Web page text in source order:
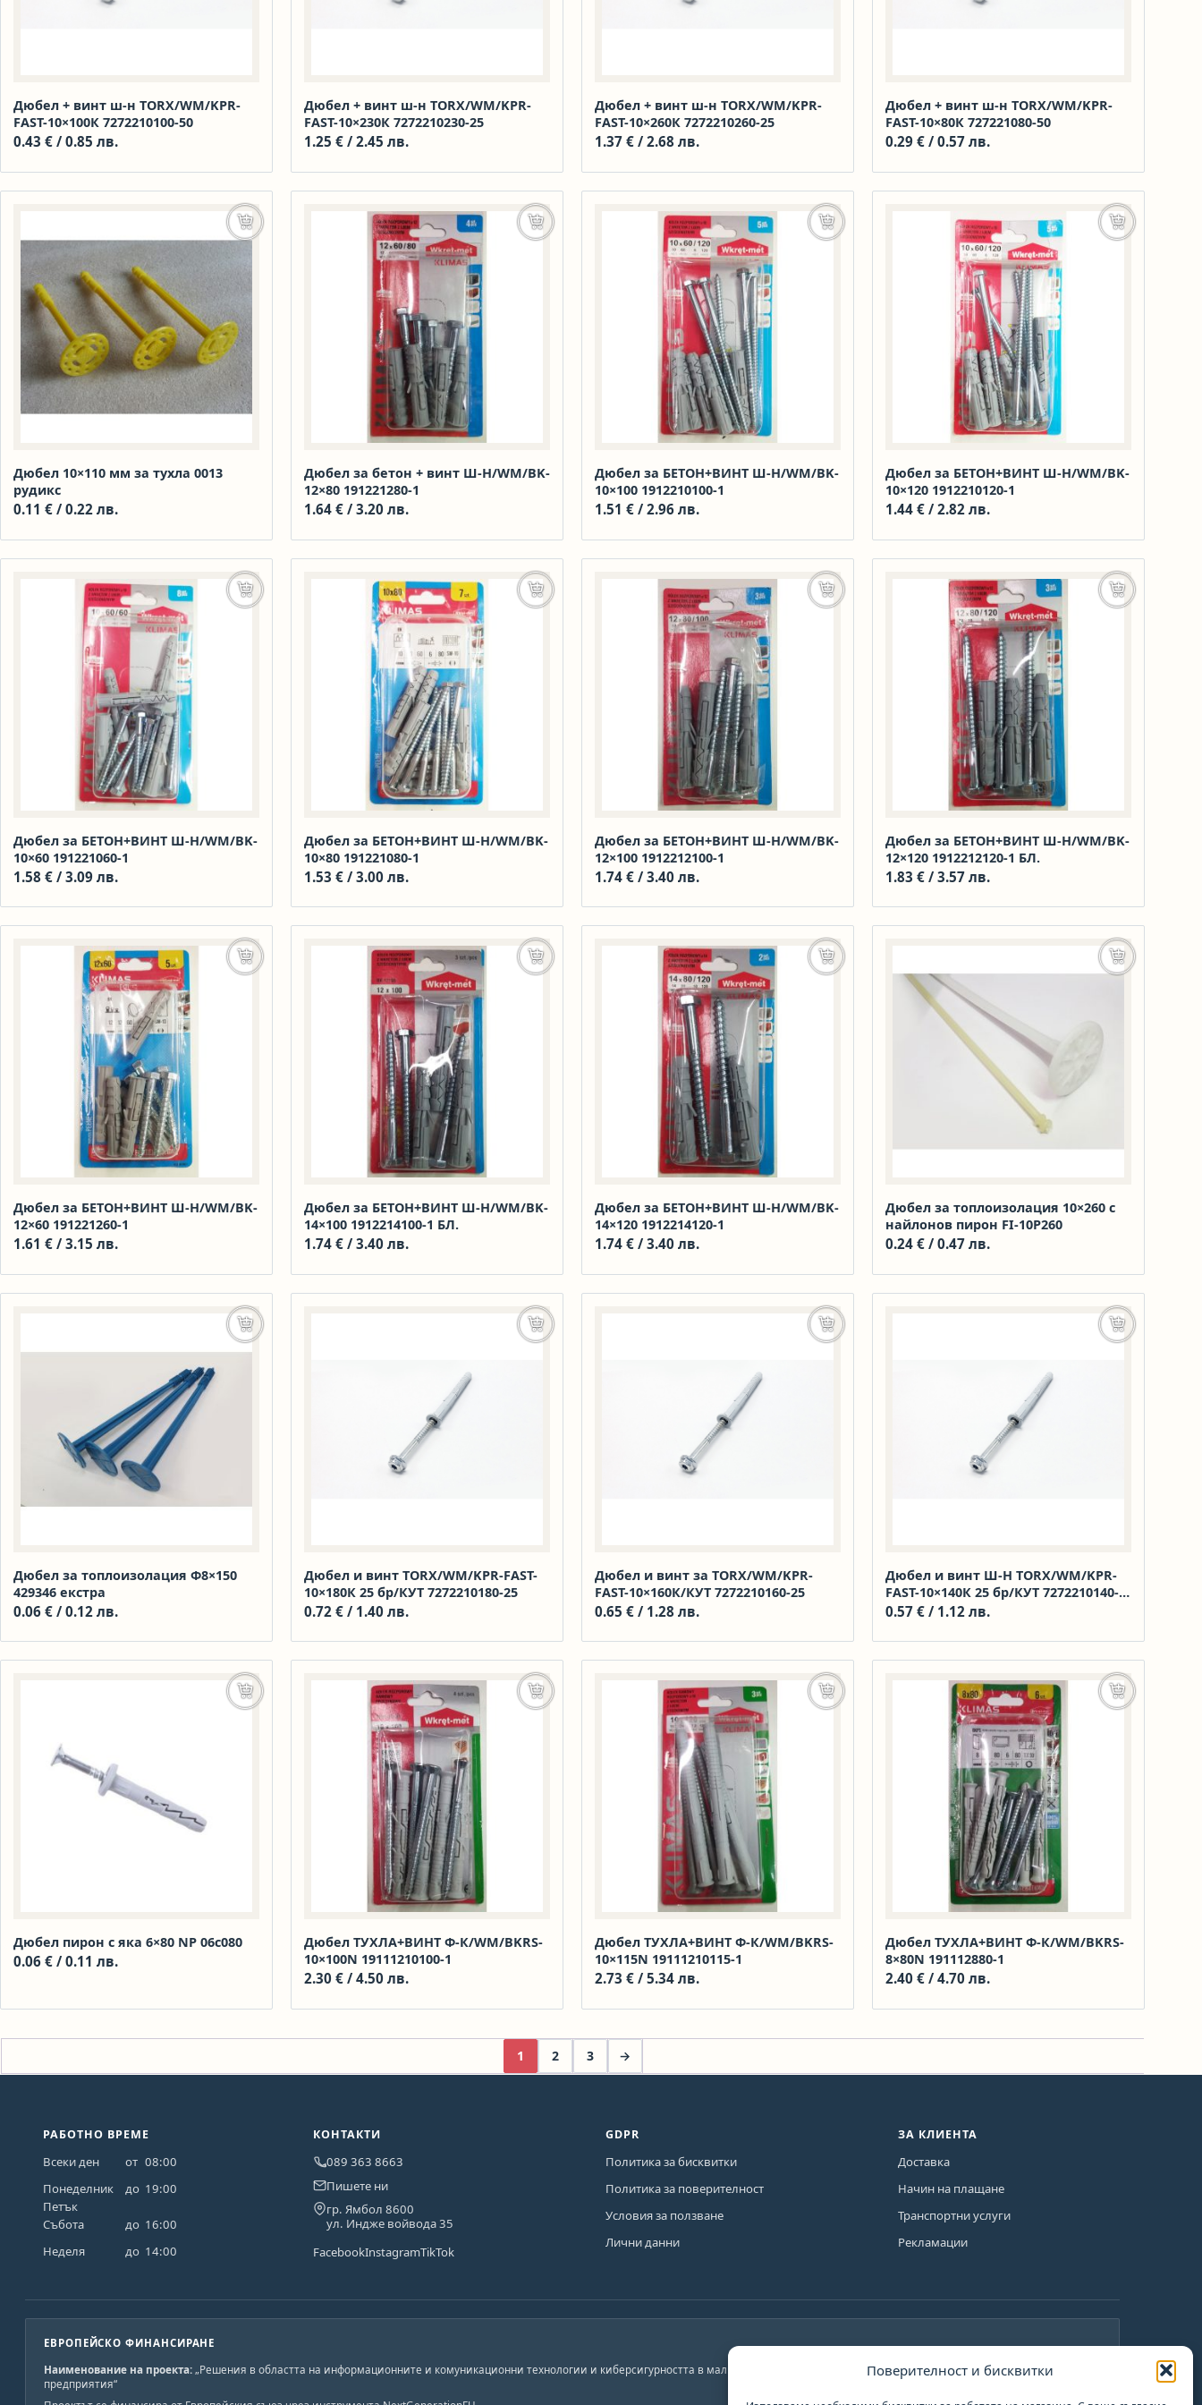
Поверителност и бисквитки
Дюбел + винт ш-н TORX/WM/KPR-
FAST-10×100К 7272210100-50
0.43 € / 0.85 лв.
Дюбел + винт ш-н TORX/WM/KPR-
FAST-10×230К 7272210230-25
1.25 € / 2.45 лв.
Дюбел + винт ш-н TORX/WM/KPR-
FAST-10×260К 7272210260-25
1.37 € / 2.68 лв.
Дюбел + винт ш-н TORX/WM/KPR-
FAST-10×80К 727221080-50
0.29 € / 0.57 лв.
Дюбел 10×110 мм за тухла 0013
рудикс
0.11 € / 0.22 лв.
Добавяне в количката
Дюбел за бетон + винт Ш-Н/WM/BK-
12×80 191221280-1
1.64 € / 3.20 лв.
Добавяне в количката
Дюбел за БЕТОН+ВИНТ Ш-Н/WM/BK-
10×100 1912210100-1
1.51 € / 2.96 лв.
Добавяне в количката
Дюбел за БЕТОН+ВИНТ Ш-Н/WM/BK-
10×120 1912210120-1
1.44 € / 2.82 лв.
Добавяне в
Дюбел за БЕТОН+ВИНТ Ш-Н/WM/BK-
10×60 191221060-1
1.58 € / 3.09 лв.
Добавяне в количката
Дюбел за БЕТОН+ВИНТ Ш-Н/WM/BK-
10×80 191221080-1
1.53 € / 3.00 лв.
Добавяне в количката
Дюбел за БЕТОН+ВИНТ Ш-Н/WM/BK-
12×100 1912212100-1
1.74 € / 3.40 лв.
Добавяне в количката
Дюбел за БЕТОН+ВИНТ Ш-Н/WM/BK-
12×120 1912212120-1 БЛ.
1.83 € / 3.57 лв.
Добавяне в
Дюбел за БЕТОН+ВИНТ Ш-Н/WM/BK-
12×60 191221260-1
1.61 € / 3.15 лв.
Добавяне в количката
Дюбел за БЕТОН+ВИНТ Ш-Н/WM/BK-
14×100 1912214100-1 БЛ.
1.74 € / 3.40 лв.
Добавяне в количката
Дюбел за БЕТОН+ВИНТ Ш-Н/WM/BK-
14×120 1912214120-1
1.74 € / 3.40 лв.
Добавяне в количката
Дюбел за топлоизолация 10×260 с
найлонов пирон FI-10P260
0.24 € / 0.47 лв.
Добавяне в
Дюбел за топлоизолация Ф8×150
429346 екстра
0.06 € / 0.12 лв.
Добавяне в количката
Дюбел и винт TORX/WM/KPR-FAST-
10×180К 25 бр/КУТ 7272210180-25
0.72 € / 1.40 лв.
Добавяне в количката
Дюбел и винт за TORX/WM/KPR-
FAST-10×160К/КУТ 7272210160-25
0.65 € / 1.28 лв.
Добавяне в количката
Дюбел и винт Ш-Н TORX/WM/KPR-
FAST-10×140К 25 бр/КУТ 7272210140-
25
0.57 € / 1.12 лв.
Добавяне в
Дюбел пирон с яка 6×80 NP 06c080
0.06 € / 0.11 лв.
Добавяне в количката
Дюбел ТУХЛА+ВИНТ Ф-К/WM/BKRS-
10×100N 19111210100-1
2.30 € / 4.50 лв.
Добавяне в количката
Дюбел ТУХЛА+ВИНТ Ф-К/WM/BKRS-
10×115N 19111210115-1
2.73 € / 5.34 лв.
Добавяне в количката
Дюбел ТУХЛА+ВИНТ Ф-К/WM/BKRS-
8×80N 191112880-1
2.40 € / 4.70 лв.
Добавяне в
1 2 3 →
РАБОТНО ВРЕМЕ
Всеки ден от 08:00
Понеделник
до 19:00
Петък
Събота
до 16:00
Неделя
до 14:00
КОНТАКТИ
089 363 8663
Пишете ни
гр. Ямбол 8600
ул. Индже войвода 35
FacebookInstagramTikTok
GDPR
Политика за бисквитки
Политика за поверителност
Условия за ползване
Лични данни
ЗА КЛИЕНТА
Доставка
Начин на плащане
Транспортни услуги
Рекламации
ЕВРОПЕЙСКО ФИНАНСИРАНЕ
Наименование на проекта: „Решения в областта на информационните и комуникационни технологии и киберсигурността в малките и средните
предприятия“
План за възстановяване и